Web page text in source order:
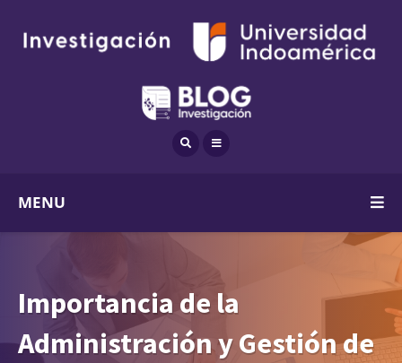
MENU
Importancia de la
Administración y Gestión de